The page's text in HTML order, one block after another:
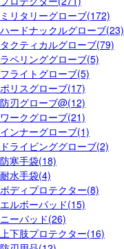
ミリタリーグローブ(172)
ハードナックルグローブ(23)
タクティカルグローブ(79)
ラペリンググローブ(5)
フライトグローブ(5)
ポリスグローブ(17)
防刃グローブ@(12)
ワークグローブ(21)
インナーグローブ(1)
ドライビンググローブ(2)
防寒手袋(18)
耐水手袋(4)
ボディプロテクター(8)
エルボーパッド(15)
ニーパッド(26)
上下肢プロテクター(16)